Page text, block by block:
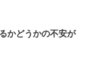
かどうかの不安が